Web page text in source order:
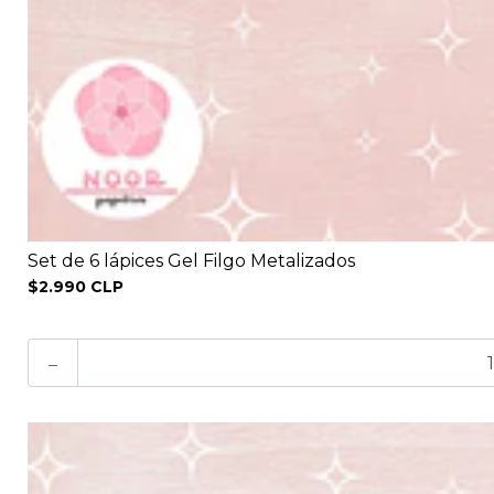
Set de 6 lápices Gel Filgo Metalizados
$2.990 CLP
-